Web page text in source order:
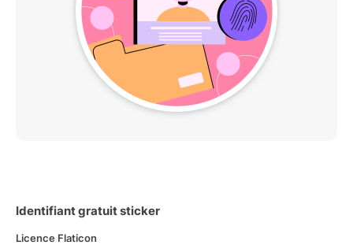
Identifiant gratuit sticker
Licence Flaticon